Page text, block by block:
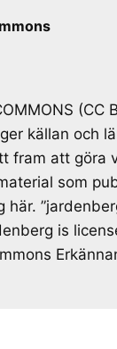
(CC
källan och
fram att göra
som
här.
is